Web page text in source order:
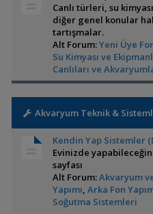
Canlı türleri, su
diğer genel konular
tartışmalar.
Alt Forum:Yeni Üye
Su Kimyası ve
Canlıları ve
Akvaryum Teknik &
Kendin Yap Sistemler
Evinizde
sayfası
Alt Forum:Akvaryum
Yapımı, Arka Fon
Soğutma Sistemleri